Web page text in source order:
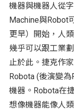
機器與機器人從
Machine與Robot
更早）開始，人
幾乎可以跟工業
止於此。捷克作
Robota (後演變
機器。Robota在
想像機器能像人